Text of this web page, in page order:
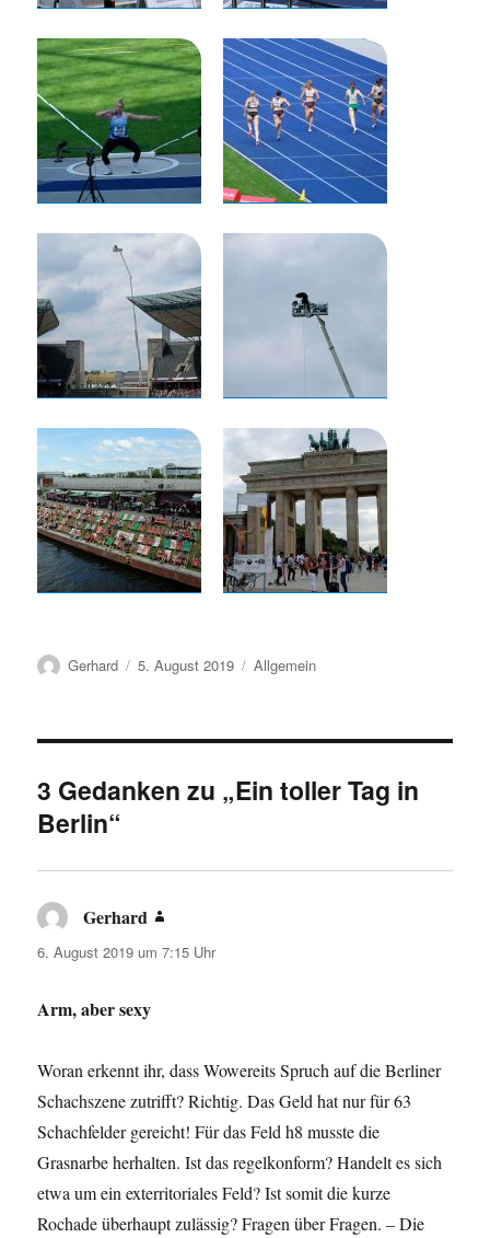
Autor
Gerhard
Veröffentlicht
5. August 2019 Kategorien
Allgemein
3 Gedanken zu „Ein toller Tag in
Berlin“
Gerhard
6. August 2019 um 7:15 Uhr
Arm, aber sexy
Woran erkennt ihr, dass Wowereits Spruch auf die Berliner
Schachszene zutrifft? Richtig. Das Geld hat nur für 63
Schachfelder gereicht! Für das Feld h8 musste die
Grasnarbe herhalten. Ist das regelkonform? Handelt es sich
etwa um ein exterritoriales Feld? Ist somit die kurze
Rochade überhaupt zulässig? Fragen über Fragen. – Die